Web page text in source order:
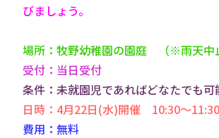
びましょう。
場所：牧野幼稚園の園庭 （※雨天中
受付：当日受付
条件：未就園児であればどなたでも可
日時：4月22日(水)開催 10:30～11:30
費用：無料